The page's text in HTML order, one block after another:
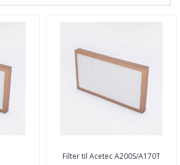
Filter til Acetec A200S/A170T